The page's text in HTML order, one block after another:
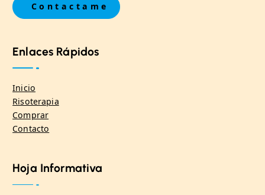
C o n t a c t a m e
Enlaces Rápidos
Inicio
Risoterapia
Comprar
Contacto
Hoja Informativa